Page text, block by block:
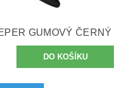
GUMOVÝ ČERNÝ